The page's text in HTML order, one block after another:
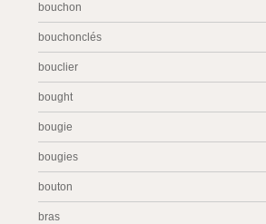
bouchon
bouchonclés
bouclier
bought
bougie
bougies
bouton
bras